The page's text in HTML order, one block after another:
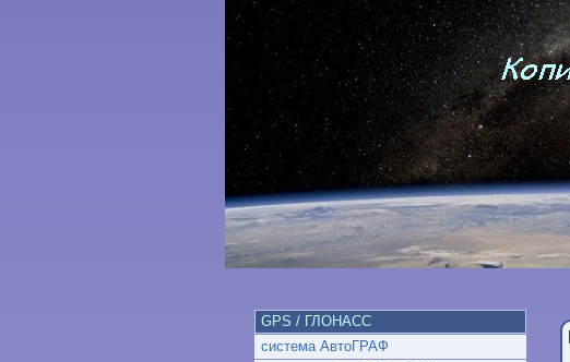
GPS / ГЛОНАСС
система АвтоГРАФ